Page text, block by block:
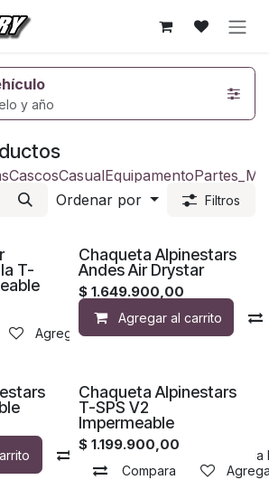
y año
CascosCasualEquipamento
Ordenar por
Filtros
T-
Agregar a la lista de deseos
Chaqueta Alpinestars
Andes Air Drystar
$1.649.900,00
Agregar al carrito
Agregar a
Chaqueta Alpinestars
T-SPS V2
Impermeable
$1.199.900,00
Compara